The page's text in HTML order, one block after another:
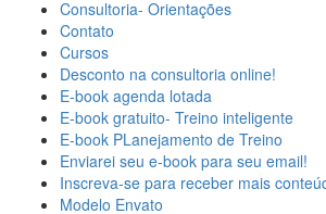
Consultoria- Orientações
Contato
Cursos
Desconto na consultoria online!
E-book agenda lotada
E-book gratuito- Treino inteligente
E-book PLanejamento de Treino
Enviarei seu e-book para seu email!
Inscreva-se para receber mais
Modelo Envato